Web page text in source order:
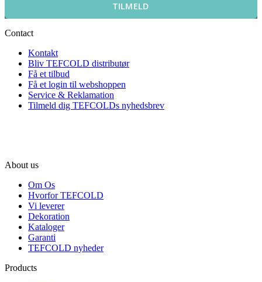
TILMELD
Contact
Kontakt
Bliv TEFCOLD distributør
Få et tilbud
Få et login til webshoppen
Service & Reklamation
Tilmeld dig TEFCOLDs nyhedsbrev
About us
Om Os
Hvorfor TEFCOLD
Vi leverer
Dekoration
Kataloger
Garanti
TEFCOLD nyheder
Products